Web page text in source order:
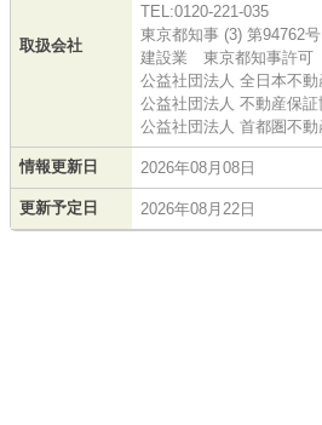
取扱会社
TEL:0120-221-035
東京都知事 (3) 第94762号
建設業 東京都知事許可
公益社団法人 全日本不動
公益社団法人 不動産保証
公益社団法人 首都圏不
情報更新日 2026年08月08日
更新予定日 2026年08月22日